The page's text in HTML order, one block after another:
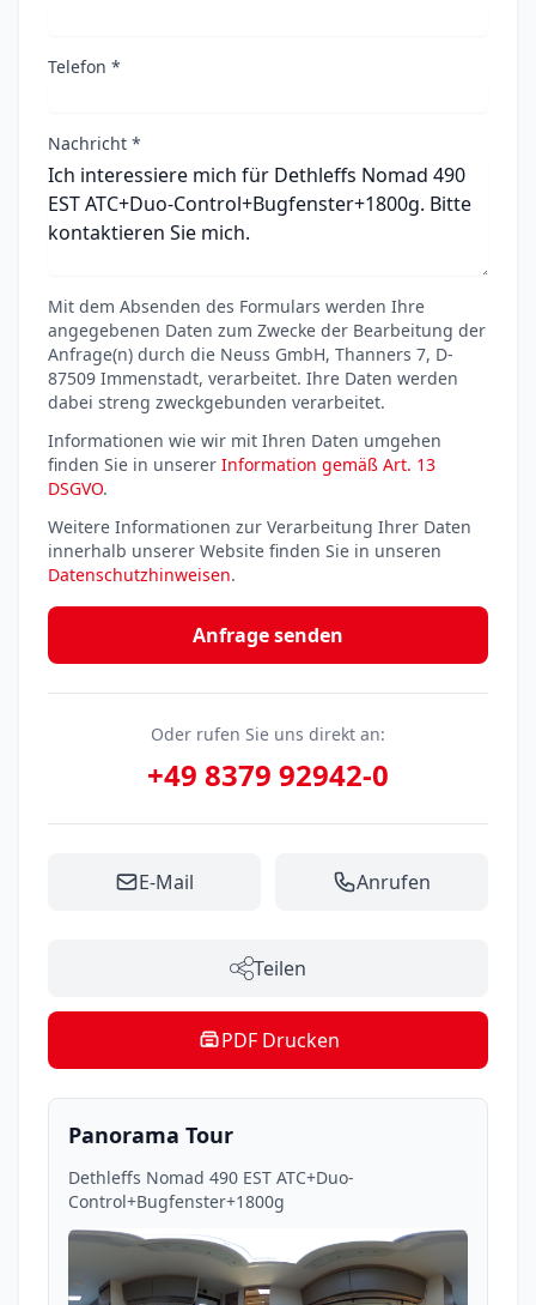
Telefon *
Nachricht *
Mit dem Absenden des Formulars werden Ihre
angegebenen Daten zum Zwecke der Bearbeitung der
Anfrage(n) durch die Neuss GmbH, Thanners 7, D-
87509 Immenstadt, verarbeitet. Ihre Daten werden
dabei streng zweckgebunden verarbeitet.
Informationen wie wir mit Ihren Daten umgehen
finden Sie in unserer Information gemäß Art. 13
DSGVO.
Weitere Informationen zur Verarbeitung Ihrer Daten
innerhalb unserer Website finden Sie in unseren
Datenschutzhinweisen.
Anfrage senden
Oder rufen Sie uns direkt an:
+49 8379 92942-0
E-Mail Anrufen
Teilen
PDF Drucken
Panorama Tour
Dethleffs Nomad 490 EST ATC+Duo-
Control+Bugfenster+1800g